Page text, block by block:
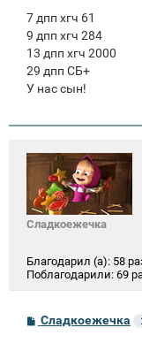
7 дпп хгч 61
9 дпп хгч 284
13 дпп хгч 2000
29 дпп СБ+
У нас сын!
Сладкоежечка
Благодарил (а): 58
Поблагодарили: 69
С
о
Сладкоежечка